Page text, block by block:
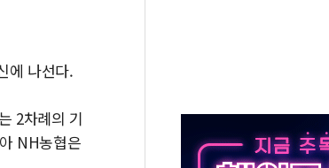
전방위 아파트 부양, 수도 베이징도 부동산 규제 철폐
시, 11~14일 '별똥별 멍' 운영…페르세우스 유성우 관측
중·남부 동해안 시간당 50mm 이상 폭우…호우경보 발효
에 나선다.
2차례의 기
NH농협은